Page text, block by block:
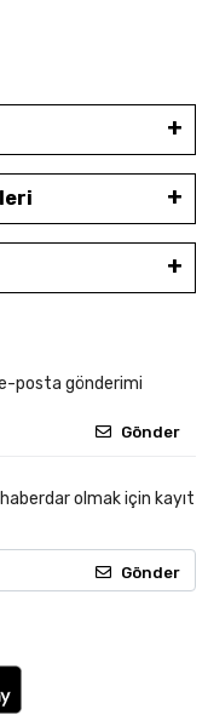
posta gönderimi
Gönder
olmak için kayıt
Gönder